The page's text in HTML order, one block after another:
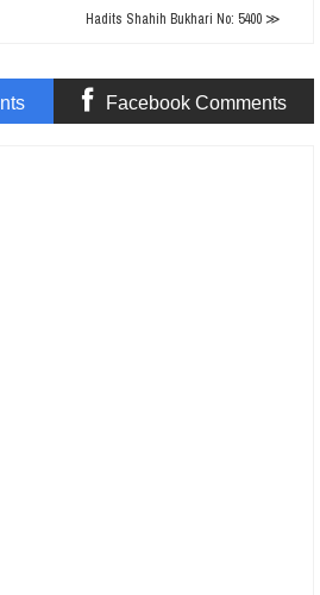
Hadits Shahih Bukhari No: 5400 ≫
Facebook Comments